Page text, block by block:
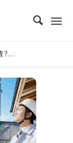
？...